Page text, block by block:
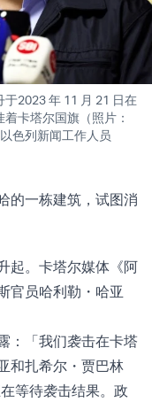
2023 年 11 月 21 日在
卡塔尔国旗（照片：
色列新闻工作人员
的一栋建筑，试图消
起。卡塔尔媒体《阿
官员哈利勒・哈亚
：「我们袭击在卡塔
和扎希尔・贾巴林
等待袭击结果。政